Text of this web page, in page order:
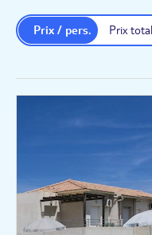
Prix total
Prix / pers.